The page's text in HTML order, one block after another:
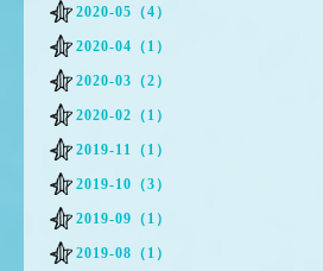
2020-05（4）
2020-04（1）
2020-03（2）
2020-02（1）
2019-11（1）
2019-10（3）
2019-09（1）
2019-08（1）